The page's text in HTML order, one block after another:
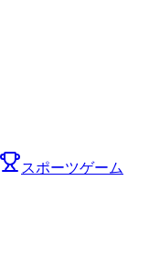
スポーツゲーム